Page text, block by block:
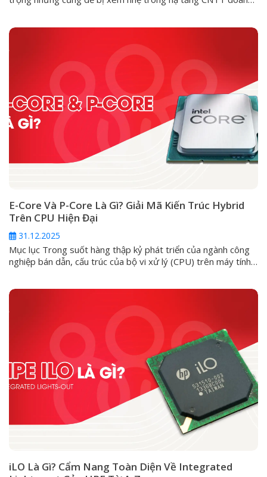
không, hoặc server có chạy được phần mềm nội bộ...
E-Core Và P-Core Là Gì? Giải Mã Kiến Trúc Hybrid
Trên CPU Hiện Đại
31.12.2025
Mục lục Trong suốt hàng thập kỷ phát triển của ngành công
nghiệp bán dẫn, cấu trúc của bộ vi xử lý (CPU) trên máy tính
được đúc từ một khuôn mẫu, có...
iLO Là Gì? Cẩm Nang Toàn Diện Về Integrated